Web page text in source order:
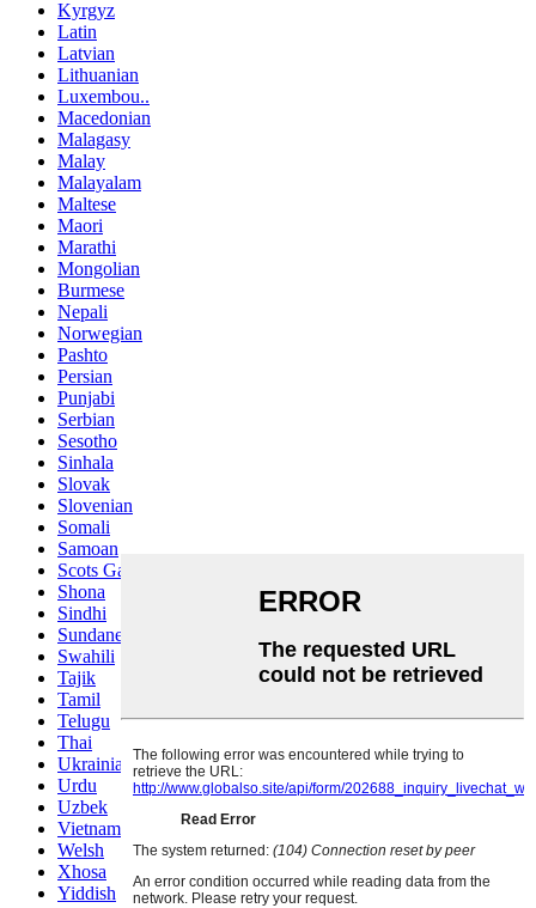
Kyrgyz
Latin
Latvian
Lithuanian
Luxembou..
Macedonian
Malagasy
Malay
Malayalam
Maltese
Maori
Marathi
Mongolian
Burmese
Nepali
Norwegian
Pashto
Persian
Punjabi
Serbian
Sesotho
Sinhala
Slovak
Slovenian
Somali
Samoan
Scots Gaelic
Shona
Sindhi
Sundanese
Swahili
Tajik
Tamil
Telugu
Thai
Ukrainian
Urdu
Uzbek
Vietnamese
Welsh
Xhosa
Yiddish